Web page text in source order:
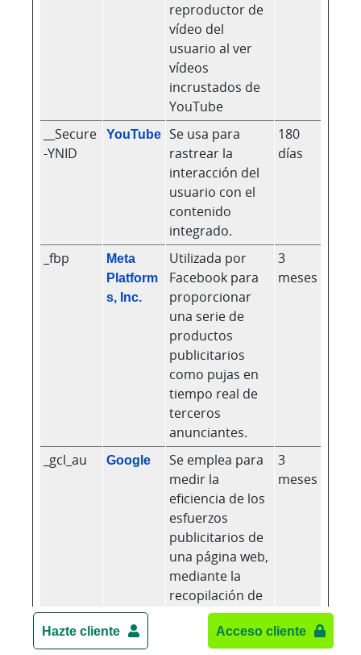
reproductor de
vídeo del
usuario al ver
vídeos
incrustados de
YouTube
__Secure
-YNID
YouTube Se usa para
rastrear la
interacción del
usuario con el
contenido
integrado.
180
días
_fbp
Meta
Platform
s, Inc.
Utilizada por
Facebook para
proporcionar
una serie de
productos
publicitarios
como pujas en
tiempo real de
terceros
anunciantes.
3
meses
_gcl_au Google
Se emplea para
medir la
eficiencia de los
esfuerzos
publicitarios de
una página web,
mediante la
recopilación de
datos de la tasa
de conversión
3
meses
Hazte cliente Acceso cliente